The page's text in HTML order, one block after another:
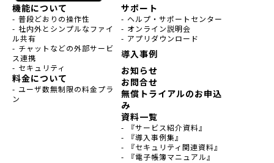
機能について
- 普段どおりの操作性
- 社内外とシンプルなファイ
ル共有
- チャットなどの外部サービ
ス連携
- セキュリティ
料金について
- ユーザ数無制限の料金プラ
ン
サポート
- ヘルプ・サポートセンター
- オンライン説明会
- アプリダウンロード
導入事例
お知らせ
お問合せ
無償トライアルのお申込
み
資料一覧
- 『サービス紹介資料』
- 『導入事例集』
- 『セキュリティ関連資料』
- 『電子帳簿マニュアル』